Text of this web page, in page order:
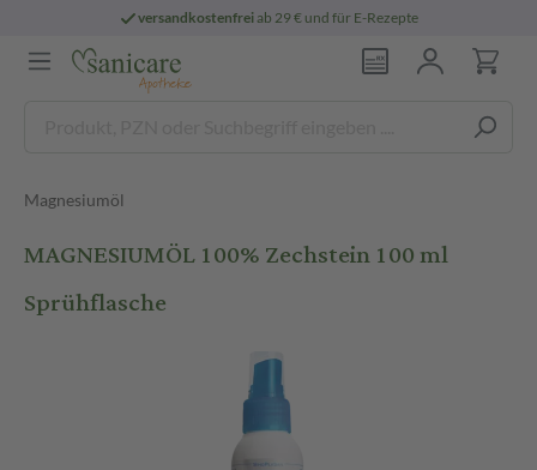
versandkostenfreiab 29 € und für E-Rezepte
Magnesiumöl
MAGNESIUMÖL 100% Zechstein 100 ml
Sprühflasche